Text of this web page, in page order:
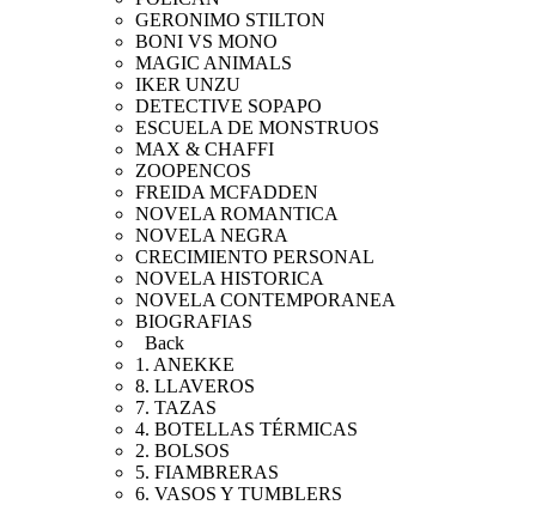
GERONIMO STILTON
BONI VS MONO
MAGIC ANIMALS
IKER UNZU
DETECTIVE SOPAPO
ESCUELA DE MONSTRUOS
MAX & CHAFFI
ZOOPENCOS
FREIDA MCFADDEN
NOVELA ROMANTICA
NOVELA NEGRA
CRECIMIENTO PERSONAL
NOVELA HISTORICA
NOVELA CONTEMPORANEA
BIOGRAFIAS
Back
1. ANEKKE
8. LLAVEROS
7. TAZAS
4. BOTELLAS TÉRMICAS
2. BOLSOS
5. FIAMBRERAS
6. VASOS Y TUMBLERS